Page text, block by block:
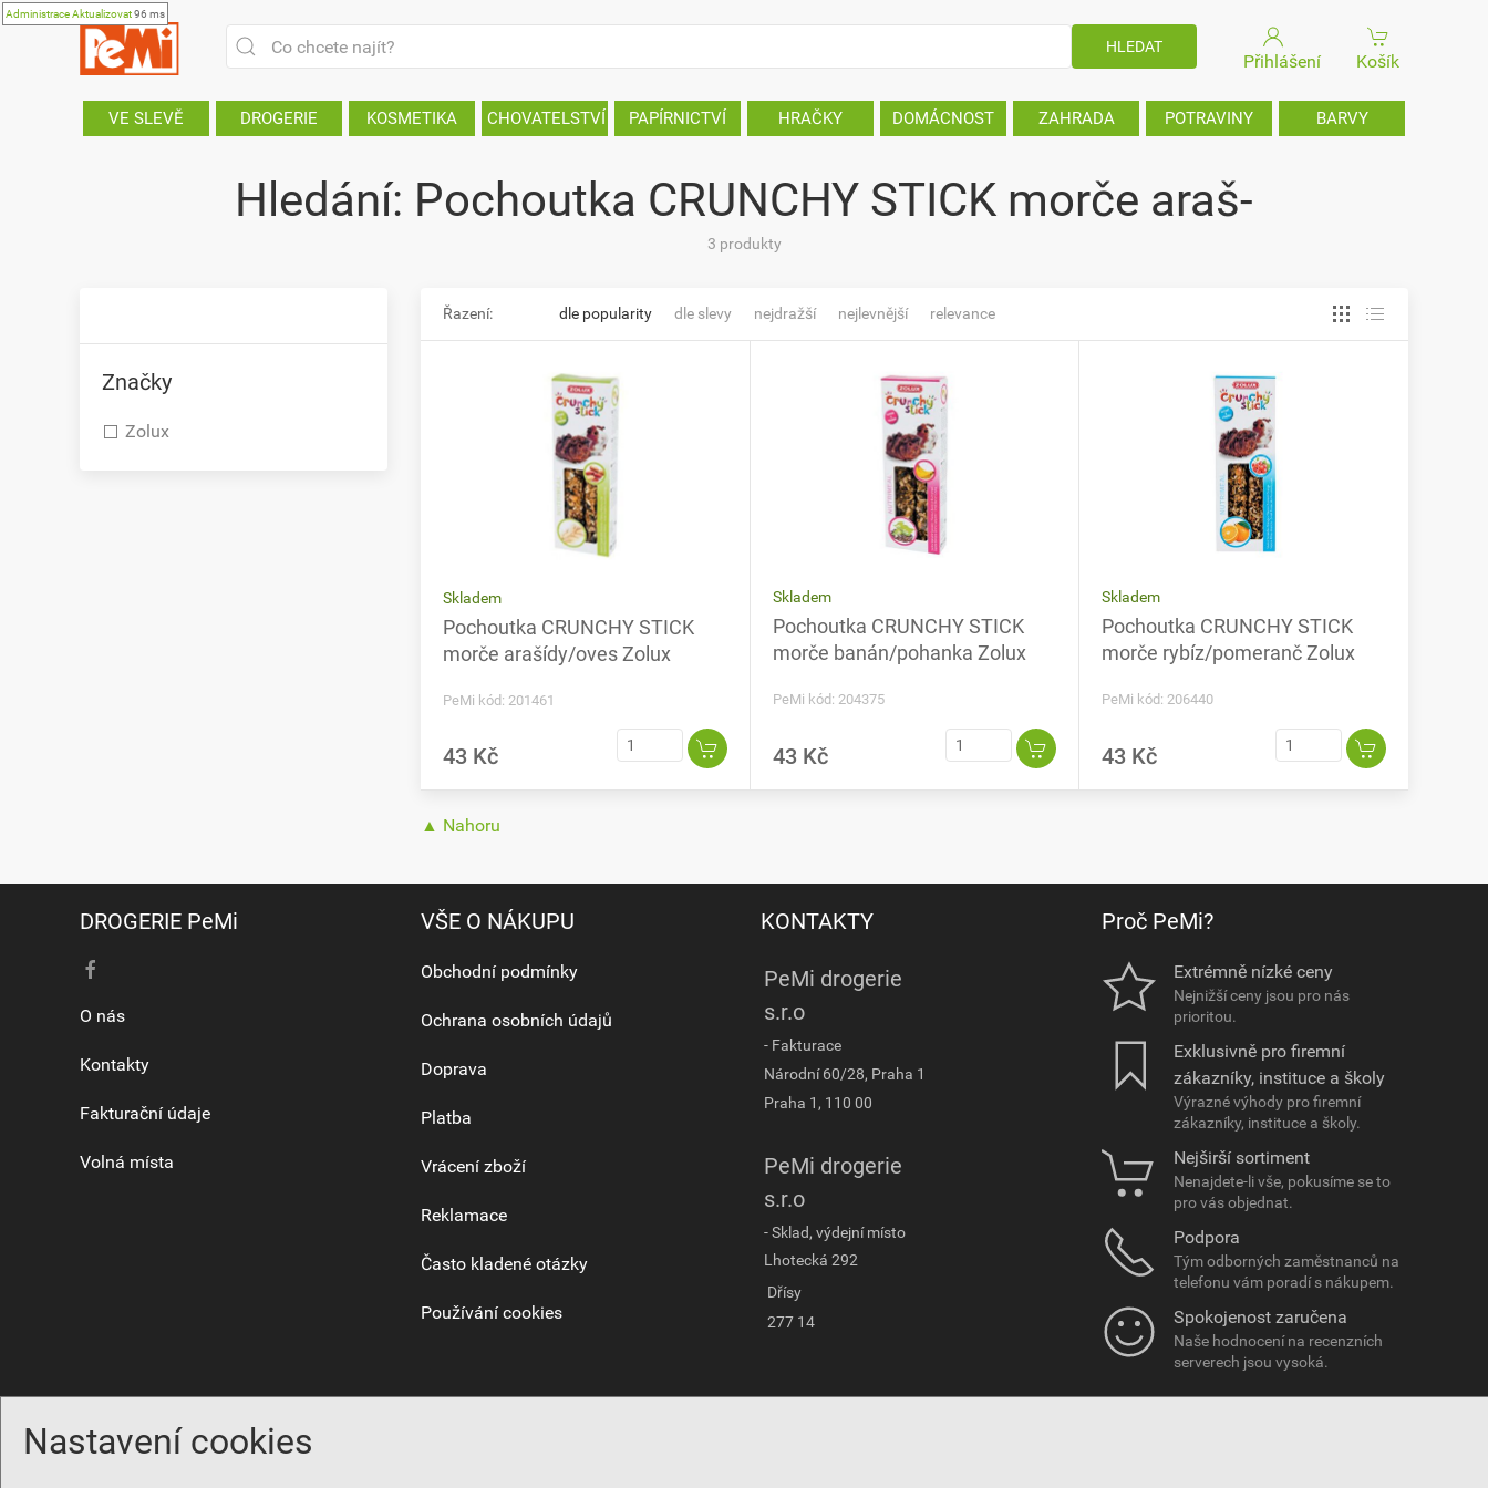
AdministraceAktualizovat96 ms
Nastavení cookies
Přihlášení Košík
VE SLEVĚ DROGERIE KOSMETIKA CHOVATELSTVÍ PAPÍRNICTVÍ HRAČKY DOMÁCNOST ZAHRADA POTRAVINY BARVY
Hledání: Pochoutka CRUNCHY STICK morče araš-
3 produkty
Značky
Zolux
Řazení: dle popularity dle slevy nejdražší nejlevnější relevance
Skladem
Pochoutka CRUNCHY STICK
morče arašídy/oves Zolux
PeMi kód: 201461
43 Kč
Skladem
Pochoutka CRUNCHY STICK
morče banán/pohanka Zolux
PeMi kód: 204375
43 Kč
Skladem
Pochoutka CRUNCHY STICK
morče rybíz/pomeranč Zolux
PeMi kód: 206440
43 Kč
▲ Nahoru
DROGERIE PeMi
O nás
Kontakty
Fakturační údaje
Volná místa
VŠE O NÁKUPU
Obchodní podmínky
Ochrana osobních údajů
Doprava
Platba
Vrácení zboží
Reklamace
Často kladené otázky
Používání cookies
KONTAKTY
PeMi drogerie
s.r.o
- Fakturace
Národní 60/28, Praha 1
Praha 1, 110 00
PeMi drogerie
s.r.o
- Sklad, výdejní místo
Lhotecká 292
Dřísy
277 14
Proč PeMi?
Extrémně nízké ceny
Nejnižší ceny jsou pro nás
prioritou.
Exklusivně pro firemní
zákazníky, instituce a školy
Výrazné výhody pro firemní
zákazníky, instituce a školy.
Nejširší sortiment
Nenajdete-li vše, pokusíme se to
pro vás objednat.
Podpora
Tým odborných zaměstnanců na
telefonu vám poradí s nákupem.
Spokojenost zaručena
Naše hodnocení na recenzních
serverech jsou vysoká.